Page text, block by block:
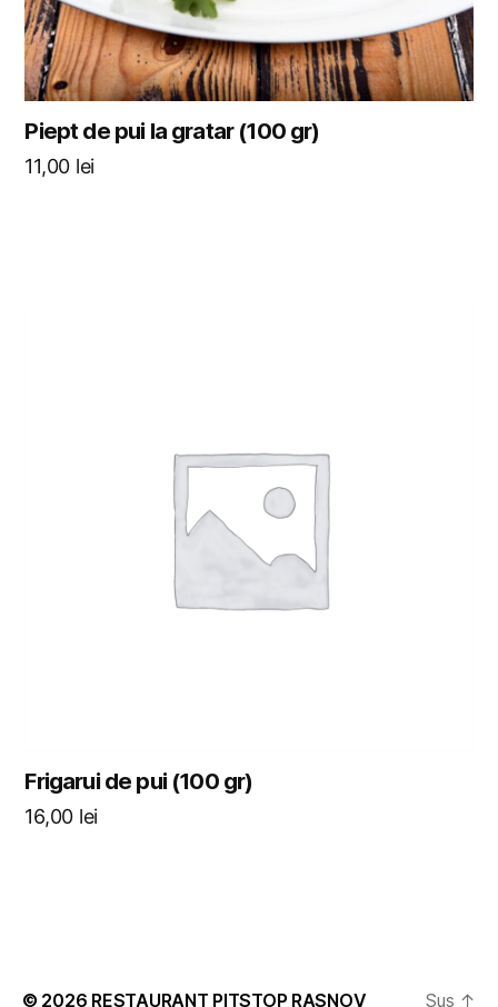
Piept de pui la gratar (100 gr)
11,00 lei
Frigarui de pui (100 gr)
16,00 lei
© 2026 RESTAURANT PITSTOP RASNOV Sus ↑